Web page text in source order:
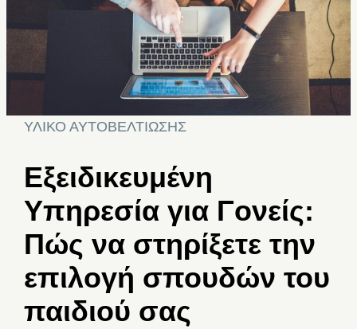
ΥΛΙΚΟ ΑΥΤΟΒΕΛΤΙΩΣΗΣ
Εξειδικευμένη
Υπηρεσία για Γονείς:
Πώς να στηρίξετε την
επιλογή σπουδών του
παιδιού σας